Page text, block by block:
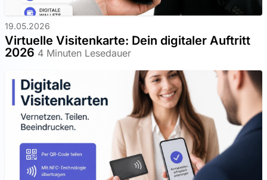
19.05.2026
Virtuelle Visitenkarte: Dein digitaler Auftritt
2026 4 Minuten Lesedauer